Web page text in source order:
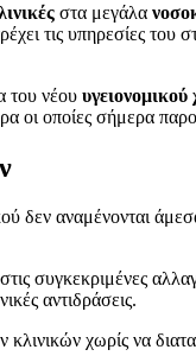
στα μεγάλα
τις υπηρεσίες
του νέου υγειονομικού
οι οποίες σήμερα
δεν αναμένονται
συγκεκριμένες
αντιδράσεις.
κλινικών χωρίς να